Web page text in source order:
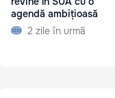
agendă ambițioasă
2 zile în urmă